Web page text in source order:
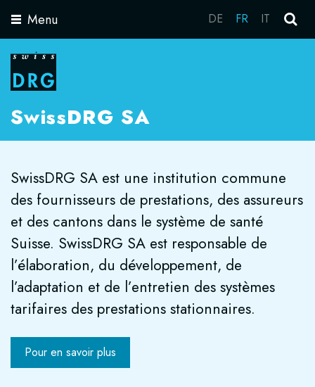
Toggle
Menu DE FR IT
SwissDRG SA
SwissDRG SA est une institution commune
des fournisseurs de prestations, des assureurs
et des cantons dans le système de santé
Suisse. SwissDRG SA est responsable de
l’élaboration, du développement, de
l’adaptation et de l’entretien des systèmes
tarifaires des prestations stationnaires.
Pour en savoir plus